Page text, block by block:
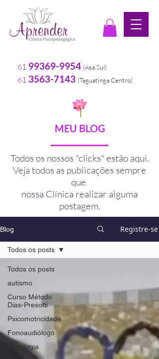
61 99369-9954 (Asa Sul)
61 3563-7143 (Taguatinga Centro)
MEU BLOG
Todos os nossos "clicks" estão aqui.
Veja todos as publicações sempre
que
nossa Clínica realizar alguma
postagem.
Blog Registre-se
Todos os posts
autismo
Curso Método
Dias-Presotti
Psicomotricidade
Fonoaudiólogo
psicologia
Todos os posts